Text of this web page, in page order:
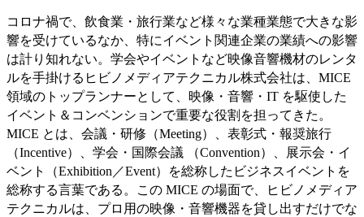
コロナ禍で、飲食業・旅行業など様々な業種業態で大きな影
響を受けているなか、特にイベント関連企業の業績への影響
は計り知れない。学会やイベントなど映像音響機材のレンタ
ルを手掛けるヒビノメディアテクニカル株式会社は、MICE
領域のトップランナーとして、映像・音響・IT を駆使した
イベント＆コンベンションで重要な役割を担ってきた。
MICE とは、会議・研修（Meeting）、表彰式・報奨旅行
（Incentive）、学会・国際会議 （Convention）、展示会・イ
ベント（Exhibition／Event）を総称したビジネスイベントを
総称する言葉である。この MICE の場面で、ヒビノメディア
テクニカルは、プロ用の映像・音響機器を貸し出すだけでな